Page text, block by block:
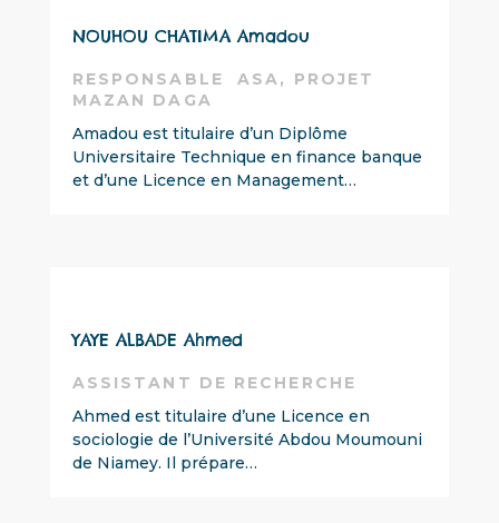
NOUHOU CHATIMA Amadou
RESPONSABLE ASA, PROJET
MAZAN DAGA
Amadou est titulaire d’un Diplôme
Universitaire Technique en finance banque
et d’une Licence en Management…
YAYE ALBADE Ahmed
ASSISTANT DE RECHERCHE
Ahmed est titulaire d’une Licence en
sociologie de l’Université Abdou Moumouni
de Niamey. Il prépare…